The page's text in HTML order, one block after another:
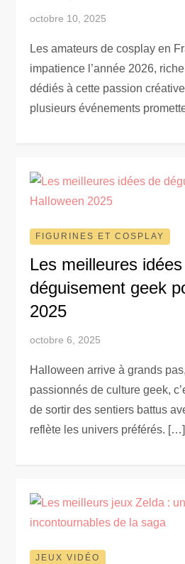
octobre 10, 2025
Les amateurs de cosplay en
impatience l’année 2026,
dédiés à cette passion
plusieurs événements
FIGURINES ET COSPLAY
Les meilleures
déguisement geek
2025
octobre 6, 2025
Halloween arrive à grands
passionnés de culture geek,
de sortir des sentiers battus
reflète les univers préférés. […]
JEUX VIDÉO